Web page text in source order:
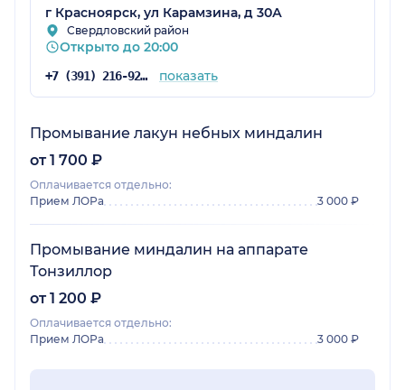
г Красноярск, ул Карамзина, д 30А
Свердловский район
Открыто до 20:00
+7 (391) 216-92-43 показать
Промывание лакун небных миндалин
от 1 700 ₽
Оплачивается отдельно:
Прием ЛОРа
3 000 ₽
Промывание миндалин на аппарате
Тонзиллор
от 1 200 ₽
Оплачивается отдельно:
Прием ЛОРа
3 000 ₽